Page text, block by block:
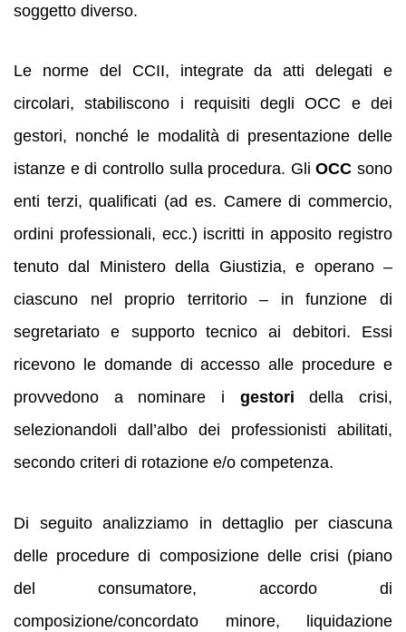
soggetto diverso.
Le norme del CCII, integrate da atti delegati e
circolari, stabiliscono i requisiti degli OCC e dei
gestori, nonché le modalità di presentazione delle
istanze e di controllo sulla procedura. GliOCC sono
enti terzi, qualificati (ad es. Camere di commercio,
ordini professionali, ecc.) iscritti in apposito registro
tenuto dal Ministero della Giustizia, e operano –
ciascuno nel proprio territorio – in funzione di
segretariato e supporto tecnico ai debitori. Essi
ricevono le domande di accesso alle procedure e
provvedono a nominare i gestori della crisi,
selezionandoli dall’albo dei professionisti abilitati,
secondo criteri di rotazione e/o competenza.
Di seguito analizziamo in dettaglio per ciascuna
delle procedure di composizione delle crisi (piano
del consumatore, accordo di
composizione/concordato minore, liquidazione